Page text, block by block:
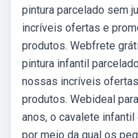
pintura parcelado sem
incríveis ofertas e
produtos. Webfrete
pintura infantil
nossas incríveis
produtos. Webideal
anos, o cavalete
por meio da qual os